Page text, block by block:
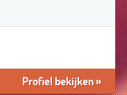
Profiel bekijken»